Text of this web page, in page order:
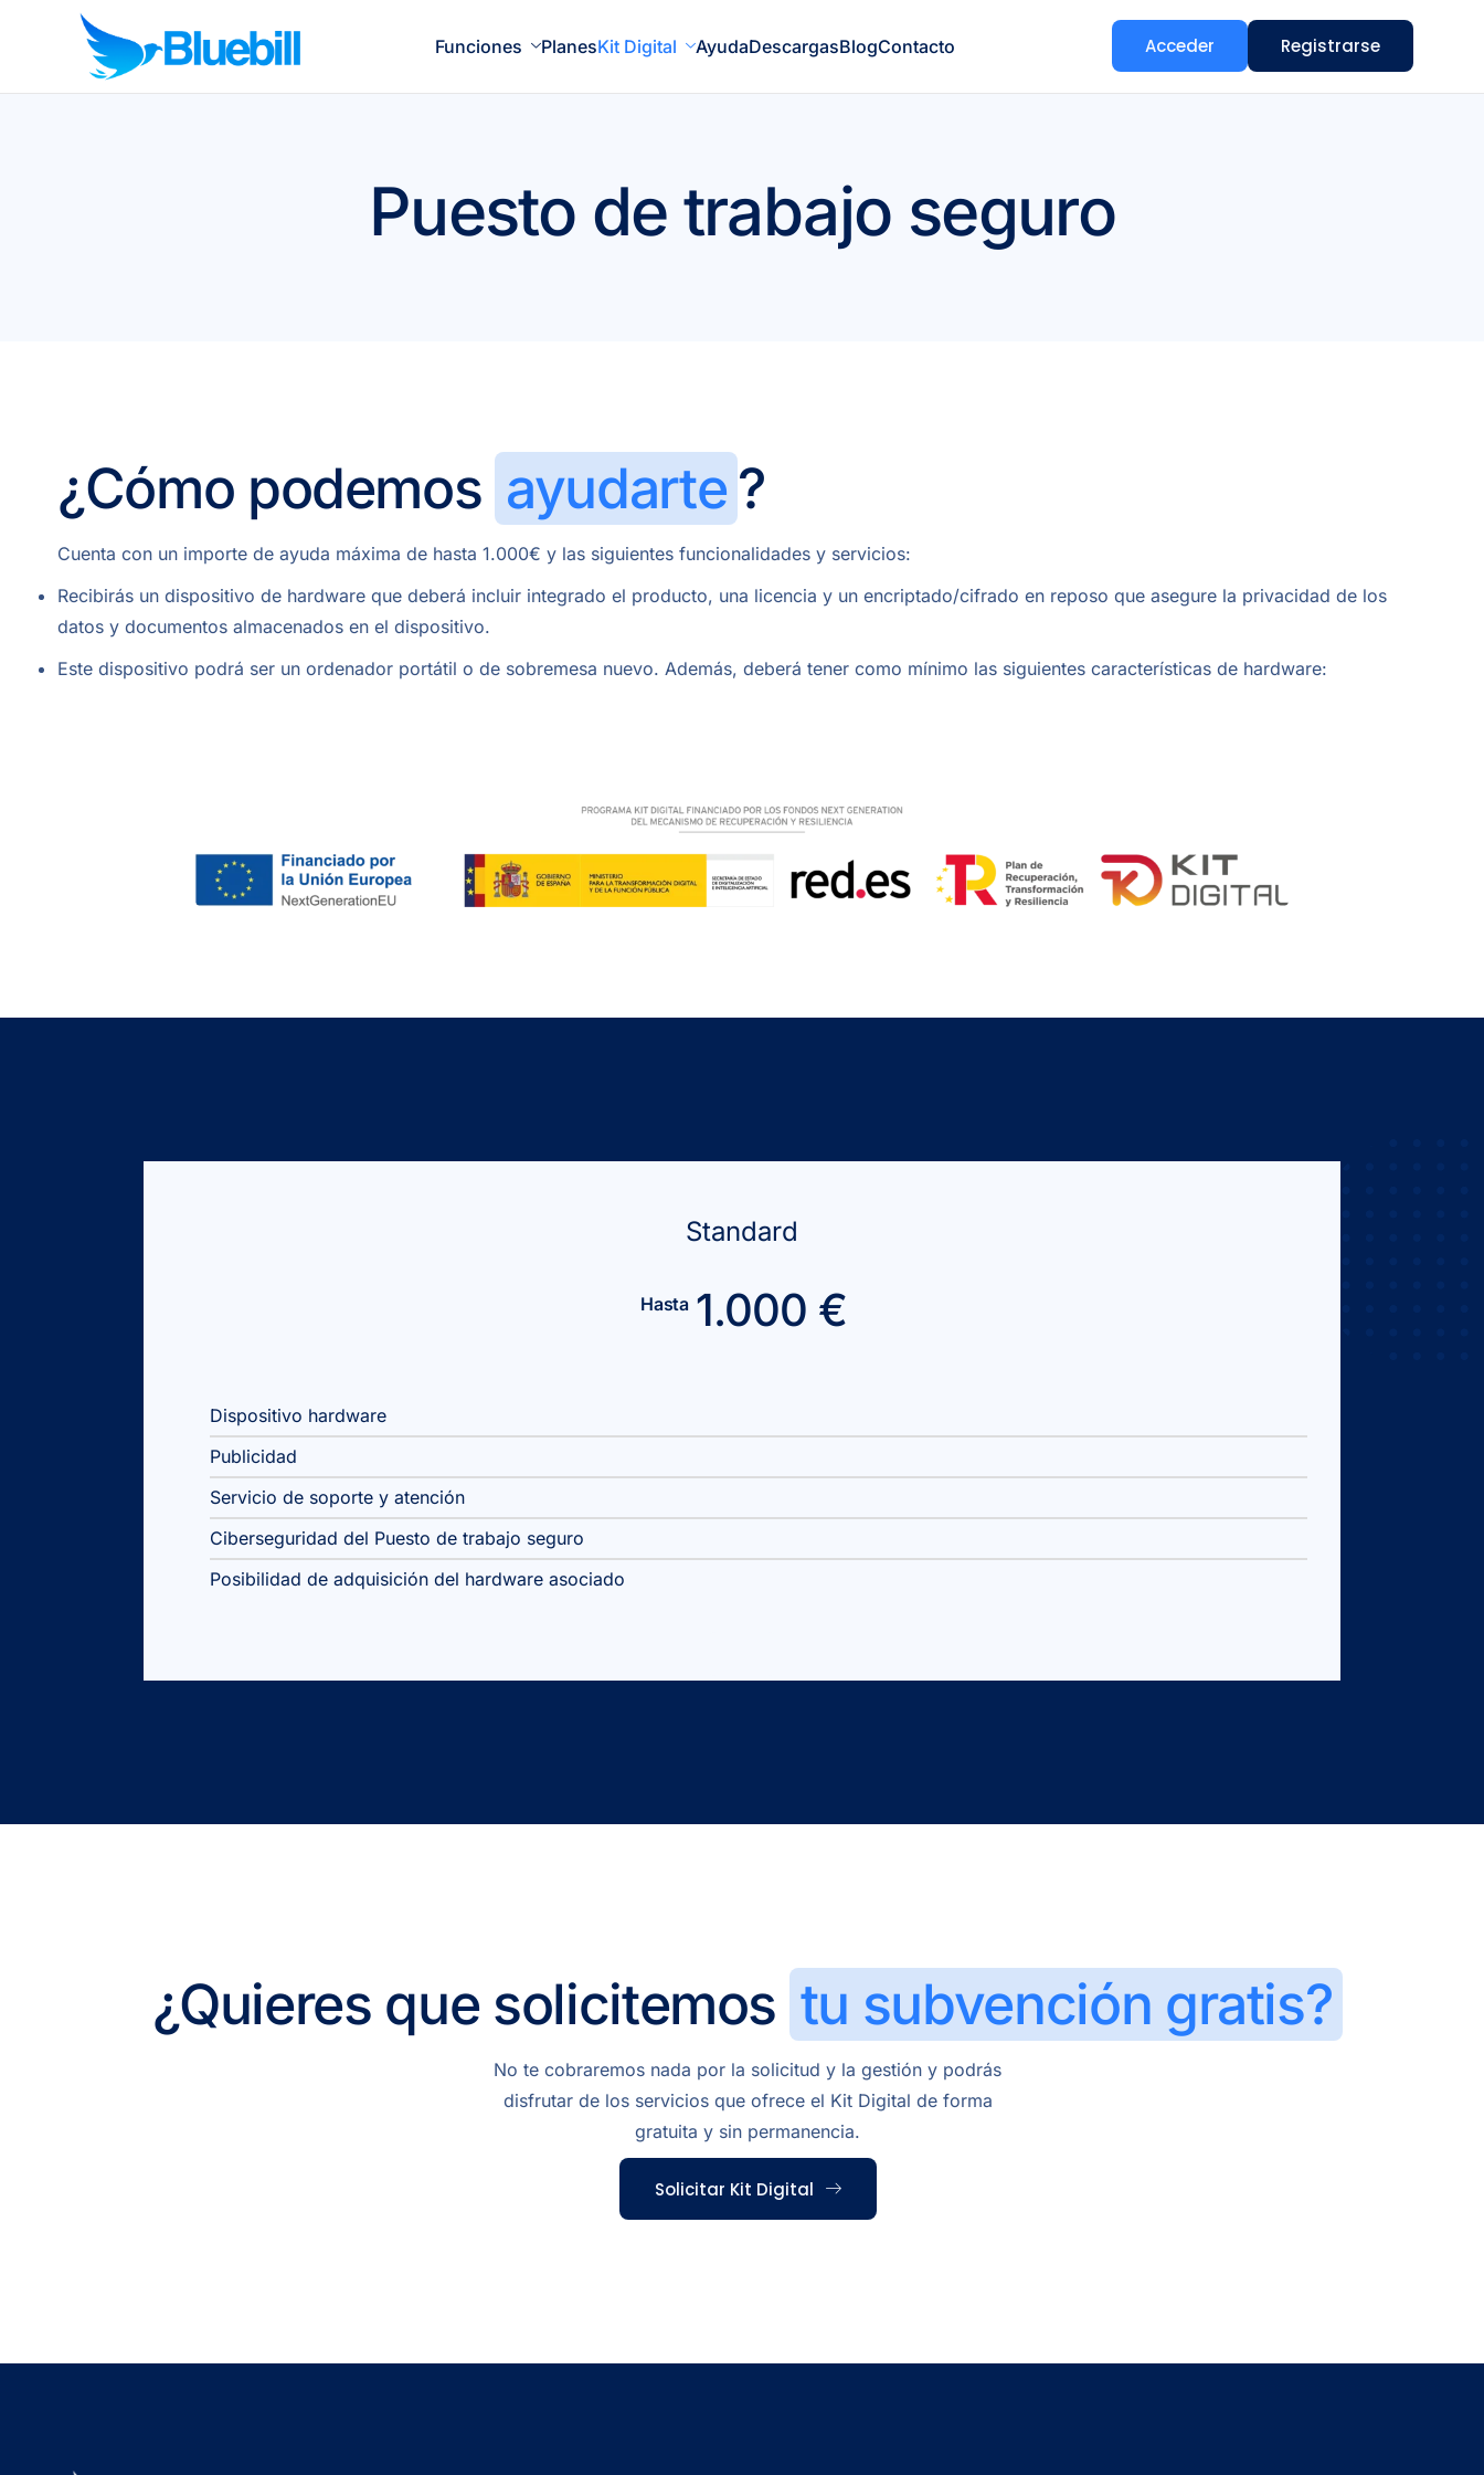
Funciones PlanesKit Digital AyudaDescargasBlogContacto Acceder Registrarse
Puesto de trabajo seguro
¿Cómo podemos ayudarte ?
Cuenta con un importe de ayuda máxima de hasta 1.000€ y las siguientes funcionalidades y servicios:
Recibirás un dispositivo de hardware que deberá incluir integrado el producto, una licencia y un encriptado/cifrado en reposo que asegure la privacidad de los
datos y documentos almacenados en el dispositivo.
Este dispositivo podrá ser un ordenador portátil o de sobremesa nuevo. Además, deberá tener como mínimo las siguientes características de hardware:
Standard
Hasta 1.000 €
Dispositivo hardware
Publicidad
Servicio de soporte y atención
Ciberseguridad del Puesto de trabajo seguro
Posibilidad de adquisición del hardware asociado
¿Quieres que solicitemos tu subvención gratis?
No te cobraremos nada por la solicitud y la gestión y podrás
disfrutar de los servicios que ofrece el Kit Digital de forma
gratuita y sin permanencia.
Solicitar Kit Digital